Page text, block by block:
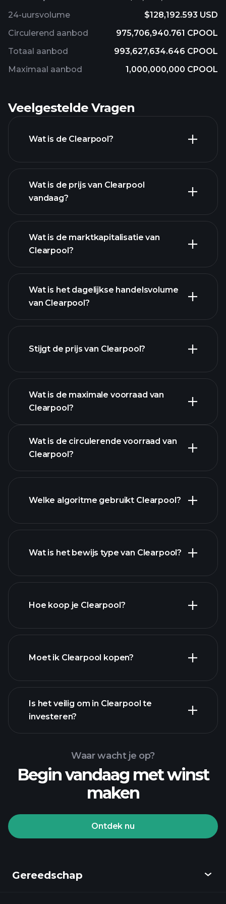
24-uursvolume
$128,192.593 USD
Circulerend aanbod
975,706,940.761 CPOOL
Totaal aanbod
993,627,634.646 CPOOL
Maximaal aanbod
1,000,000,000 CPOOL
Veelgestelde Vragen
Wat is de Clearpool?
Wat is de prijs van Clearpool
vandaag?
geavanceerde
grafiek
Wat is de marktkapitalisatie van
Clearpool?
lijst van cryptocurrencies
Wat is het dagelijkse handelsvolume
van Clearpool?
Stijgt de prijs van Clearpool?
Clearpool grafiek
Wat is de maximale voorraad van
Clearpool?
Wat is de circulerende voorraad van
Clearpool?
Welke algoritme gebruikt Clearpool?
Wat is het bewijs type van Clearpool?
Hoe koop je Clearpool?
aanbevolen broker
Moet ik Clearpool kopen?
AI-aangedreven
dagelijkse marktinzichten
Billionaire
Portfolios
Is het veilig om in Clearpool te
investeren?
Playtrade Tournaments
Watchlists
Waar wacht je op?
Begin vandaag met winst
maken
Ontdek nu
Gereedschap